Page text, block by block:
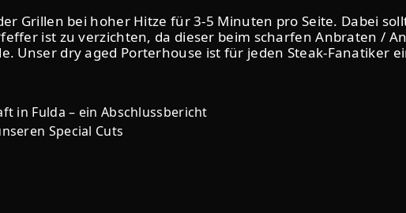
Grillen bei hoher Hitze für 3-5 Minuten pro Seite. Dabei
ist zu verzichten, da dieser beim scharfen Anbraten /
Unser dry aged Porterhouse ist für jeden Steak-Fanatiker
in Fulda – ein Abschlussbericht
Special Cuts